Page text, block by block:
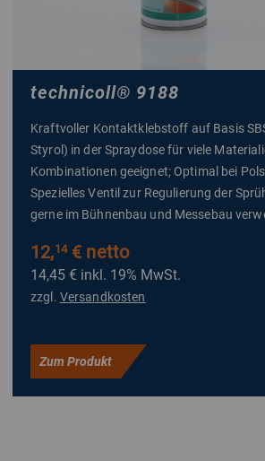
technicoll® 9188
Kraftvoller Kontaktklebstoff auf Basis
Styrol) in der Spraydose für viele
Kombinationen geeignet; Optimal bei
Spezielles Ventil zur Regulierung der
gerne im Bühnenbau und Messebau
12,14€ netto
14,45 € inkl. 19% MwSt.
zzgl. Versandkosten
Zum Produkt